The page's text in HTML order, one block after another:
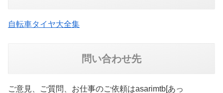
自転車タイヤ大全集
問い合わせ先
ご意見、ご質問、お仕事のご依頼はasarimtb[あっ